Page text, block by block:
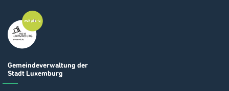
Gemeindeverwaltung der
Stadt Luxemburg